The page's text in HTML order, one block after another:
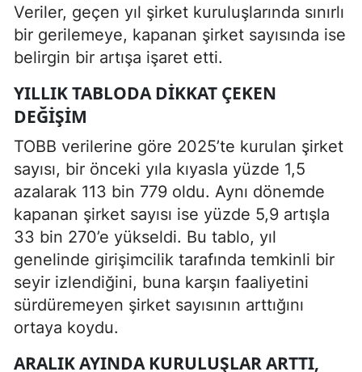
Veriler, geçen yıl şirket kuruluşlarında sınırlı
bir gerilemeye, kapanan şirket sayısında ise
belirgin bir artışa işaret etti.
YILLIK TABLODA DIKKAT ÇEKEN
DEĞIŞIM
TOBB verilerine göre 2025’te kurulan şirket
sayısı, bir önceki yıla kıyasla yüzde 1,5
azalarak 113 bin 779 oldu. Aynı dönemde
kapanan şirket sayısı ise yüzde 5,9 artışla
33 bin 270’e yükseldi. Bu tablo, yıl
genelinde girişimcilik tarafında temkinli bir
seyir izlendiğini, buna karşın faaliyetini
sürdüremeyen şirket sayısının arttığını
ortaya koydu.
ARALIK AYINDA KURULUŞLAR ARTTI,